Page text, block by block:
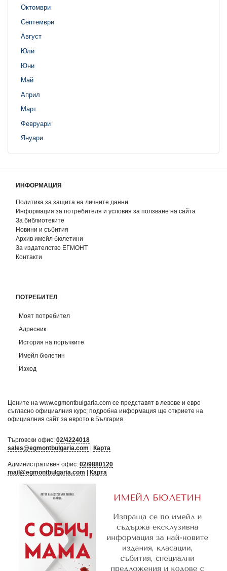
Октомври
Септември
Август
Юли
Юни
Май
Април
Март
Февруари
Януари
ИНФОРМАЦИЯ
Политика за защита на личните данни
Информация за потребителя и условия за ползване на сайта
За библиотеките
Новини и събития
Архив имейл бюлетини
За издателство ЕГМОНТ
Контакти
ПОТРЕБИТЕЛ
Моят потребител
Адресник
История на поръчките
Имейл бюлетин
Изход
Цените на www.egmontbulgaria.com се представят в левове и евро
съгласно официалния курс; подробна информация ще откриете на
официалния сайт за еврото в България
Търговски офис: 02/4224018
sales@egmontbulgaria.com | Карта
Административен офис: 02/9880120
mail@egmontbulgaria.com | Карта